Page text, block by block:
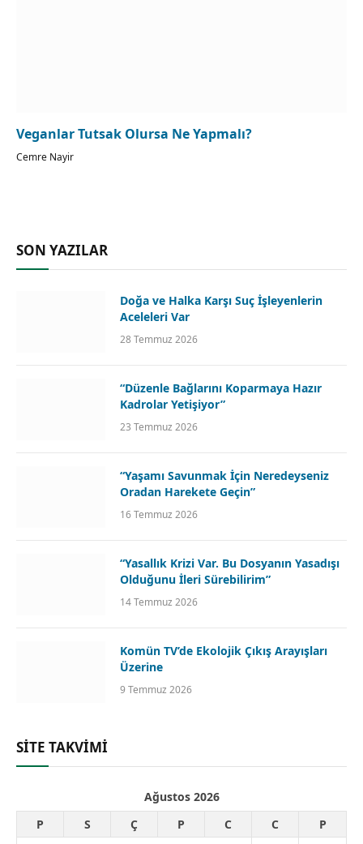
Veganlar Tutsak Olursa Ne Yapmalı?
Cemre Nayir
SON YAZILAR
Doğa ve Halka Karşı Suç İşleyenlerin
Aceleleri Var
28 Temmuz 2026
“Düzenle Bağlarını Koparmaya Hazır
Kadrolar Yetişiyor”
23 Temmuz 2026
“Yaşamı Savunmak İçin Neredeyseniz
Oradan Harekete Geçin”
16 Temmuz 2026
“Yasallık Krizi Var. Bu Dosyanın Yasadışı
Olduğunu İleri Sürebilirim”
14 Temmuz 2026
Komün TV’de Ekolojik Çıkış Arayışları
Üzerine
9 Temmuz 2026
SİTE TAKVİMİ
Ağustos 2026
P
S Ç P C C
P